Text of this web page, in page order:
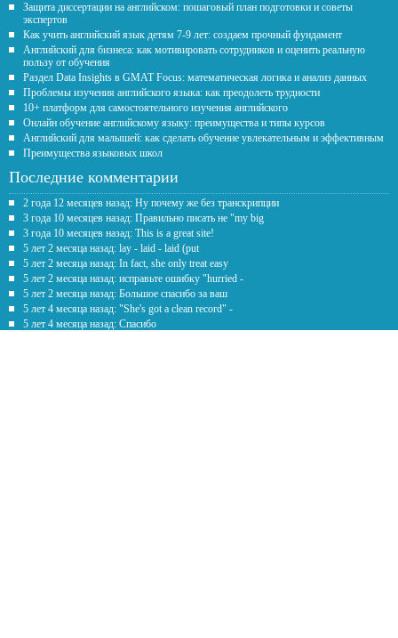
Защита диссертации на английском: пошаговый план подготовки и советы
экспертов
Как учить английский язык детям 7-9 лет: создаем прочный фундамент
Английский для бизнеса: как мотивировать сотрудников и оценить реальную
пользу от обучения
Раздел Data Insights в GMAT Focus: математическая логика и анализ данных
Проблемы изучения английского языка: как преодолеть трудности
10+ платформ для самостоятельного изучения английского
Онлайн обучение английскому языку: преимущества и типы курсов
Английский для малышей: как сделать обучение увлекательным и эффективным
Преимущества языковых школ
Последние комментарии
2 года 12 месяцев назад: Ну почему же без транскрипции
3 года 10 месяцев назад: Правильно писать не "my big
3 года 10 месяцев назад: This is a great site!
5 лет 2 месяца назад: lay - laid - laid (put
5 лет 2 месяца назад: In fact, she only treat easy
5 лет 2 месяца назад: исправьте ошибку "hurried -
5 лет 2 месяца назад: Большое спасибо за ваш
5 лет 4 месяца назад: "She's got a clean record" -
5 лет 4 месяца назад: Спасибо